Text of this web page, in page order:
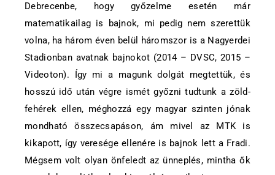
Debrecenbe, hogy győzelme esetén már
matematikailag is bajnok, mi pedig nem szerettük
volna, ha három éven belül háromszor is a Nagyerdei
Stadionban avatnak bajnokot (2014 – DVSC, 2015 –
Videoton). Így mi a magunk dolgát megtettük, és
hosszú idő után végre ismét győzni tudtunk a zöld-
fehérek ellen, méghozzá egy magyar szinten jónak
mondható összecsapáson, ám mivel az MTK is
kikapott, így veresége ellenére is bajnok lett a Fradi.
Mégsem volt olyan önfeledt az ünneplés, mintha ők